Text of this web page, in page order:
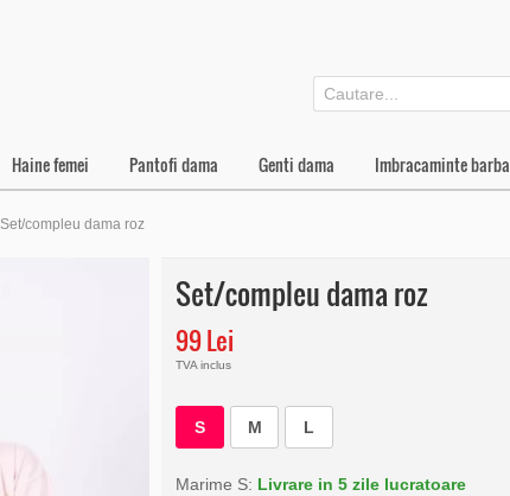
Haine femei Pantofi dama Genti dama Imbracaminte
Set/compleu dama roz
Set/compleu dama roz
99 Lei
TVA inclus
S M L
Marime S: Livrare in 5 zile lucratoare